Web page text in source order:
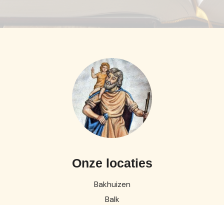
Onze locaties
Bakhuizen
Balk